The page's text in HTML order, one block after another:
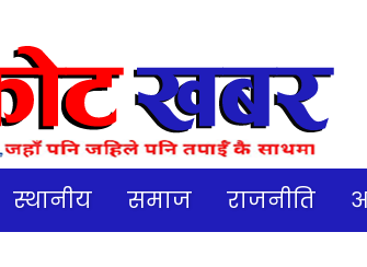
स्थानीय समाज राजनीति